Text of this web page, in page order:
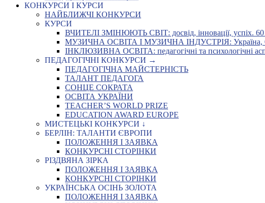
КОНКУРСИ І КУРСИ
НАЙБЛИЖЧІ КОНКУРСИ
КУРСИ
ВЧИТЕЛІ ЗМІНЮЮТЬ СВІТ: досвід, інновації, успіх. 60
МУЗИЧНА ОСВІТА І МУЗИЧНА ІНДУСТРІЯ: Україна,
ІНКЛЮЗИВНА ОСВІТА: педагогічні та психологічні
ПЕДАГОГІЧНІ КОНКУРСИ →
ПЕДАГОГІЧНА МАЙСТЕРНІСТЬ
ТАЛАНТ ПЕДАГОГА
СОНЦЕ СОКРАТА
ОСВІТА УКРАЇНИ
TEACHER’S WORLD PRIZE
EDUCATION AWARD EUROPE
МИСТЕЦЬКІ КОНКУРСИ ↓
БЕРЛІН: ТАЛАНТИ ЄВРОПИ
ПОЛОЖЕННЯ І ЗАЯВКА
КОНКУРСНІ СТОРІНКИ
РІЗДВЯНА ЗІРКА
ПОЛОЖЕННЯ І ЗАЯВКА
КОНКУРСНІ СТОРІНКИ
УКРАЇНСЬКА ОСІНЬ ЗОЛОТА
ПОЛОЖЕННЯ І ЗАЯВКА